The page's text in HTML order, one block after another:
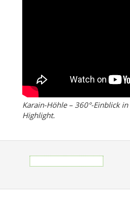
Karain-Höhle – 360°-Einblick
Highlight.